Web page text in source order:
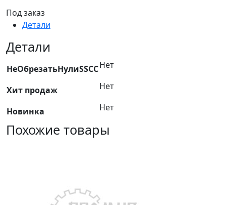
Под заказ
Детали
Детали
НеОбрезатьНулиSSCCНет
Хит продаж Нет
Новинка Нет
Похожие товары